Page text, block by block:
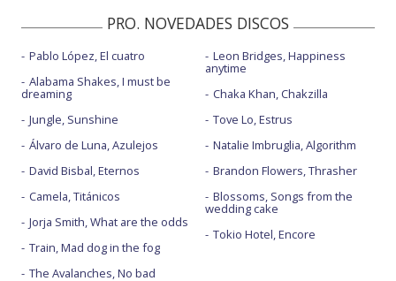
PRO. NOVEDADES DISCOS
Pablo López, El cuatro
Alabama Shakes, I must be
dreaming
Jungle, Sunshine
Álvaro de Luna, Azulejos
David Bisbal, Eternos
Camela, Titánicos
Jorja Smith, What are the odds
Train, Mad dog in the fog
The Avalanches, No bad
Leon Bridges, Happiness
anytime
Chaka Khan, Chakzilla
Tove Lo, Estrus
Natalie Imbruglia, Algorithm
Brandon Flowers, Thrasher
Blossoms, Songs from the
wedding cake
Tokio Hotel, Encore